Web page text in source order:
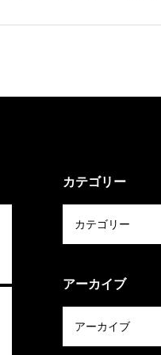
カテゴリー
アーカイブ